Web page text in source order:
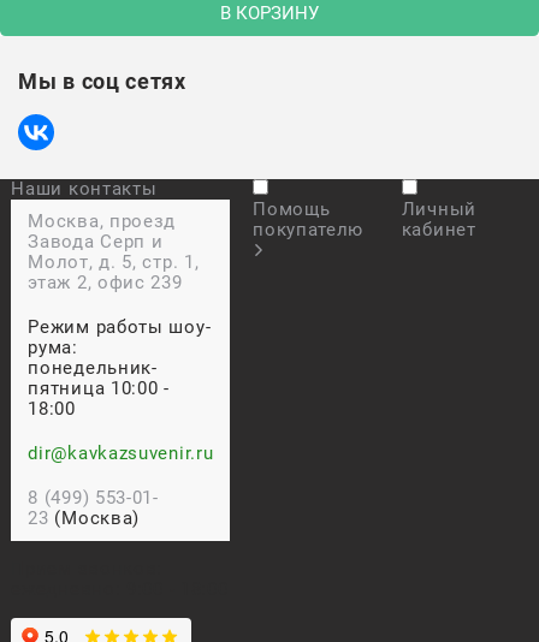
В КОРЗИНУ
Мы в соц сетях
Наши контакты
Москва, проезд
Завода Серп и
Молот, д. 5, стр. 1,
этаж 2, офис 239
Режим работы шоу-
рума:
понедельник-
пятница 10:00 -
18:00
dir@kavkazsuvenir.ru
8 (499) 553-01-
23 (Москва)
Помощь
покупателю
Личный
кабинет